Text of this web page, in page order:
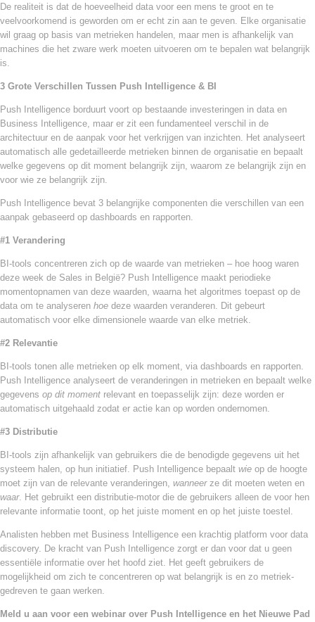
De realiteit is dat de hoeveelheid data voor een mens te groot en te
veelvoorkomend is geworden om er echt zin aan te geven. Elke organisatie
wil graag op basis van metrieken handelen, maar men is afhankelijk van
machines die het zware werk moeten uitvoeren om te bepalen wat belangrijk
is.
3 Grote Verschillen Tussen Push Intelligence & BI
Push Intelligence borduurt voort op bestaande investeringen in data en
Business Intelligence, maar er zit een fundamenteel verschil in de
architectuur en de aanpak voor het verkrijgen van inzichten. Het analyseert
automatisch alle gedetailleerde metrieken binnen de organisatie en bepaalt
welke gegevens op dit moment belangrijk zijn, waarom ze belangrijk zijn en
voor wie ze belangrijk zijn.
Push Intelligence bevat 3 belangrijke componenten die verschillen van een
aanpak gebaseerd op dashboards en rapporten.
#1 Verandering
BI-tools concentreren zich op de waarde van metrieken – hoe hoog waren
deze week de Sales in België? Push Intelligence maakt periodieke
momentopnamen van deze waarden, waarna het algoritmes toepast op de
data om te analyseren hoe deze waarden veranderen. Dit gebeurt
automatisch voor elke dimensionele waarde van elke metriek.
#2 Relevantie
BI-tools tonen alle metrieken op elk moment, via dashboards en rapporten.
Push Intelligence analyseert de veranderingen in metrieken en bepaalt welke
gegevens op dit moment relevant en toepasselijk zijn: deze worden er
automatisch uitgehaald zodat er actie kan op worden ondernomen.
#3 Distributie
BI-tools zijn afhankelijk van gebruikers die de benodigde gegevens uit het
systeem halen, op hun initiatief. Push Intelligence bepaalt wie op de hoogte
moet zijn van de relevante veranderingen, wanneerze dit moeten weten en
waar. Het gebruikt een distributie-motor die de gebruikers alleen de voor hen
relevante informatie toont, op het juiste moment en op het juiste toestel.
Analisten hebben met Business Intelligence een krachtig platform voor data
discovery. De kracht van Push Intelligence zorgt er dan voor dat u geen
essentiële informatie over het hoofd ziet. Het geeft gebruikers de
mogelijkheid om zich te concentreren op wat belangrijk is en zo metriek-
gedreven te gaan werken.
Meld u aan voor een webinar over Push Intelligence en het Nieuwe Pad